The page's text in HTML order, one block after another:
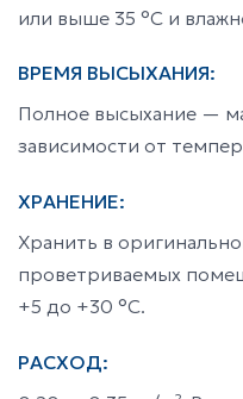
или выше 35 °C и
ВРЕМЯ ВЫСЫХАНИЯ:
Полное высыхание —
зависимости от
ХРАНЕНИЕ:
Хранить в
проветриваемых
+5 до +30 °C.
РАСХОД: